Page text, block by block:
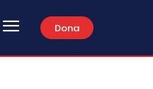
Dona